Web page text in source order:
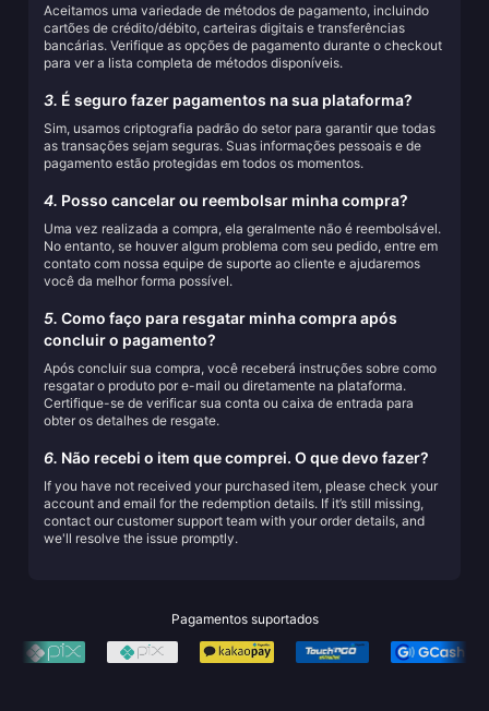
Aceitamos uma variedade de métodos de pagamento, incluindo
cartões de crédito/débito, carteiras digitais e transferências
bancárias. Verifique as opções de pagamento durante o checkout
para ver a lista completa de métodos disponíveis.
3. É seguro fazer pagamentos na sua plataforma?
Sim, usamos criptografia padrão do setor para garantir que todas
as transações sejam seguras. Suas informações pessoais e de
pagamento estão protegidas em todos os momentos.
4. Posso cancelar ou reembolsar minha compra?
Uma vez realizada a compra, ela geralmente não é reembolsável.
No entanto, se houver algum problema com seu pedido, entre em
contato com nossa equipe de suporte ao cliente e ajudaremos
você da melhor forma possível.
5. Como faço para resgatar minha compra após
concluir o pagamento?
Após concluir sua compra, você receberá instruções sobre como
resgatar o produto por e-mail ou diretamente na plataforma.
Certifique-se de verificar sua conta ou caixa de entrada para
obter os detalhes de resgate.
6. Não recebi o item que comprei. O que devo fazer?
If you have not received your purchased item, please check your
account and email for the redemption details. If it’s still missing,
contact our customer support team with your order details, and
we'll resolve the issue promptly.
Pagamentos suportados